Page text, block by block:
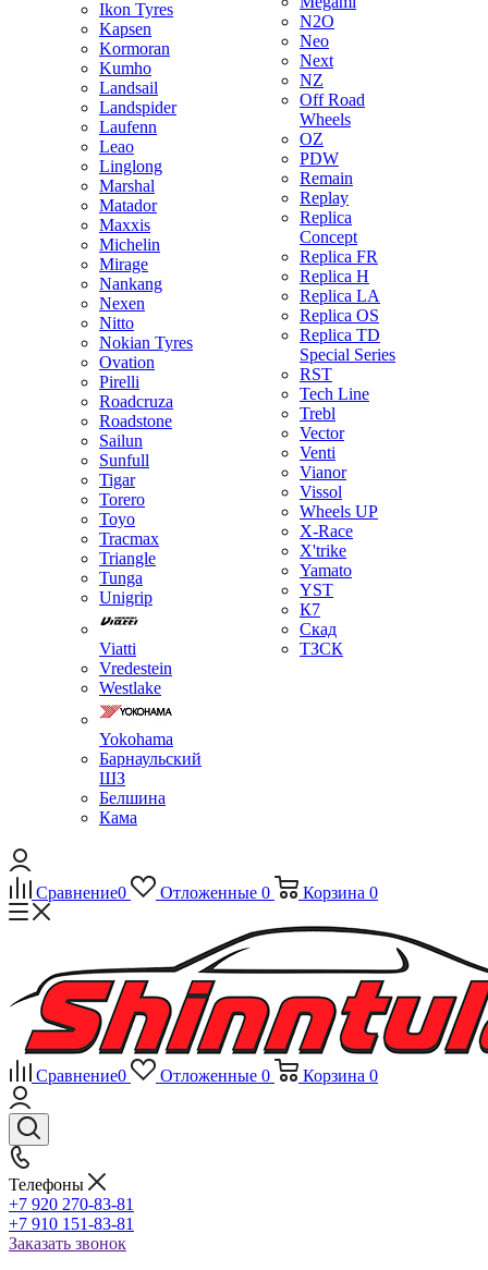
Ikon Tyres
Kapsen
Kormoran
Kumho
Landsail
Landspider
Laufenn
Leao
Linglong
Marshal
Matador
Maxxis
Michelin
Mirage
Nankang
Nexen
Nitto
Nokian Tyres
Ovation
Pirelli
Roadcruza
Roadstone
Sailun
Sunfull
Tigar
Torero
Toyo
Tracmax
Triangle
Tunga
Unigrip
Viatti
Vredestein
Westlake
Yokohama
Барнаульский
ШЗ
Белшина
Кама
N2O
Neo
Next
NZ
Off Road
Wheels
OZ
PDW
Remain
Replay
Replica
Concept
Replica FR
Replica H
Replica LA
Replica OS
Replica TD
Special Series
RST
Tech Line
Trebl
Vector
Venti
Vianor
Vissol
Wheels UP
X-Race
X'trike
Yamato
YST
К7
Скад
ТЗСК
Сравнение0 Отложенные 0 Корзина 0
Сравнение0 Отложенные 0 Корзина 0
Телефоны
+7 920 270-83-81
+7 910 151-83-81
Заказать звонок